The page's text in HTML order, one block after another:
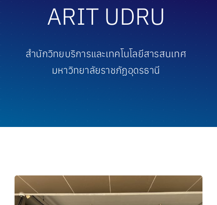
เอกสาร / ประกาศ
ARIT UDRU
สำนักวิทยบริการและเทคโนโลยีสารสนเทศ
มหาวิทยาลัยราชภัฏอุดรธานี